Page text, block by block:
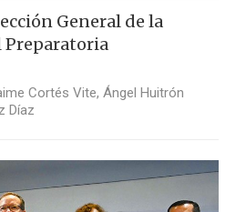
General de la
Preparatoria
Cortés Vite, Ángel Huitrón
Díaz